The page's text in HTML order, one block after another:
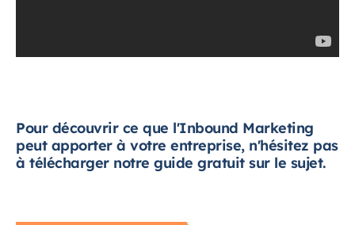
Pour découvrir ce que l'Inbound Marketing
peut apporter à votre entreprise, n'hésitez pas
à télécharger notre guide gratuit sur le sujet.